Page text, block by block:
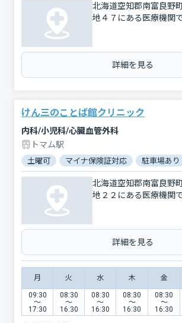
北海道空知郡南富良野
地４７にある医療機関で
詳細を見る
けん三のことば館クリニック
内科/小児科/心臓血管外科
トマム駅
土曜可 マイナ保険証対応 駐車場あり
北海道空知郡南富良野
地２２にある医療機関で
詳細を見る
月 火 水 木 金
09:30
〜
17:30
08:30
〜
16:30
08:30
〜
16:30
08:30
〜
16:30
08:30
〜
16:30